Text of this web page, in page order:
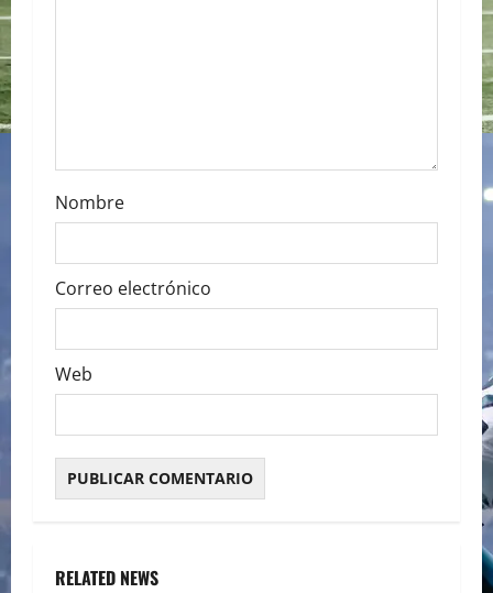
Nombre
Correo electrónico
Web
RELATED NEWS